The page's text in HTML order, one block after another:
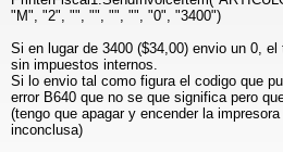
"M", "2", "", "", "", "", "0", "3400")
Si en lugar de 3400 ($34,00) envio un 0,
sin impuestos internos.
Si lo envio tal como figura el codigo que
error B640 que no se que significa pero
(tengo que apagar y encender la
inconclusa)